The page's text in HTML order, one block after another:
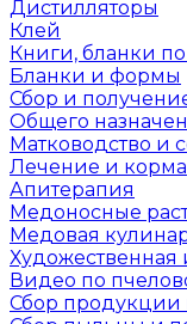
Дистилляторы
Клей
Книги, бланки
Бланки и формы
Сбор и
Общего
Матководство и
Лечение и корма
Апитерапия
Медоносные
Медовая
Художественная
Видео по
Сбор продукции